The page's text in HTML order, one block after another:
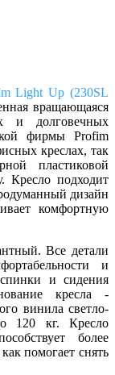
Light Up (230SL
вращающаяся
и долговечных
фирмы Profim
креслах, так
пластиковой
Кресло подходит
дизайн
комфортную
Все детали
и
и сидения
кресла -
винила светло-
120 кг. Кресло
более
помогает снять